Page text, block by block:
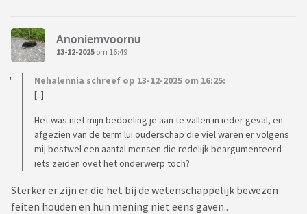
Anoniemvoornu
13-12-2025 om 16:49
Nehalennia schreef op 13-12-2025 om 16:25:
[..]
Het was niet mijn bedoeling je aan te vallen in ieder geval, en
afgezien van de term lui ouderschap die viel waren er volgens
mij bestwel een aantal mensen die redelijk beargumenteerd
iets zeiden ovet het onderwerp toch?
Sterker er zijn er die het bij de wetenschappelijk bewezen
feiten houden en hun mening niet eens gaven..